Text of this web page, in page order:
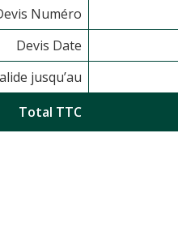
Numéro
Devis Date
jusqu’au
Total TTC